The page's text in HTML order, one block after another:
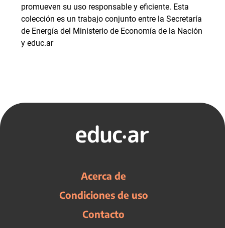
promueven su uso responsable y eficiente. Esta
colección es un trabajo conjunto entre la Secretaría
de Energía del Ministerio de Economía de la Nación
y educ.ar
Acerca de
Condiciones de uso
Contacto